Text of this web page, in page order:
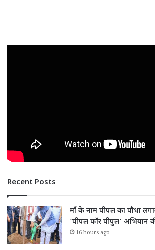
Recent Posts
माँ के नाम पीपल का पौधा
‘पीपल फॉर पीपुल’ अभियान
16 hours ago